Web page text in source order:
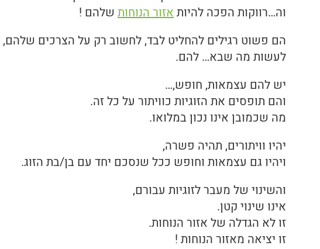
וה…רווקות הפכה להיותאזור הנוחותשלהם !
הם פשוט רגילים להחליט לבד, לחשוב רק על הצרכים שלהם,
לעשות מה שבא… להם.
יש להם עצמאות, חופש,…
והם תופסים את הזוגיות כוויתור על כל זה.
מה שכמובן אינו נכון במלואו.
יהיו וויתורים, תהיה פשרה,
ויהיו גם עצמאות וחופש ככל שנסכם יחד עם בן/בת הזוג.
והשינוי של מעבר לזוגיות עבורם,
אינו שינוי קטן.
זו לא הגדלה של אזור הנוחות.
זו יציאה מאזור הנוחות !